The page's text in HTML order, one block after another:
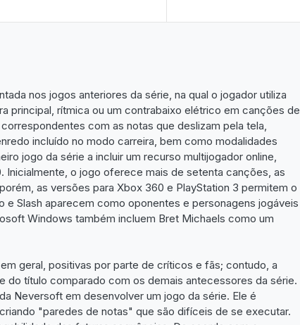
nos jogos anteriores da série, na qual o jogador utiliza
principal, rítmica ou um contrabaixo elétrico em canções de
com as notas que deslizam pela tela,
incluído no modo carreira, bem como modalidades
jogo da série a incluir um recurso multijogador online,
Inicialmente, o jogo oferece mais de setenta canções, as
as versões para Xbox 360 e PlayStation 3 permitem o
Slash aparecem como oponentes e personagens jogáveis
Windows também incluem Bret Michaels como um
geral, positivas por parte de críticos e fãs; contudo, a
do título comparado com os demais antecessores da série.
Neversoft em desenvolver um jogo da série. Ele é
"paredes de notas" que são difíceis de se executar.